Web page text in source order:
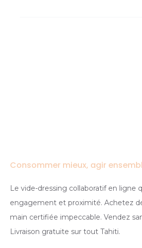
Consommer mieux, agir
Le vide-dressing collaboratif en ligne
engagement et proximité. Achetez
main certifiée impeccable. Vendez
Livraison gratuite sur tout Tahiti.